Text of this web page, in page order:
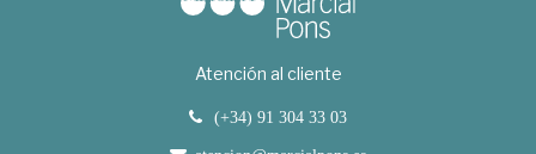
Atención al cliente
(+34) 91 304 33 03